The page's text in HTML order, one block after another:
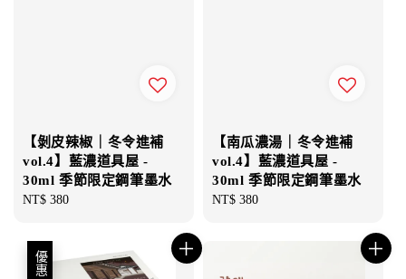
【剝皮辣椒｜冬令進補
vol.4】藍濃道具屋 -
30ml 季節限定鋼筆墨水
Regular
NT$ 380
【南瓜濃湯｜冬令進補
vol.4】藍濃道具屋 -
30ml 季節限定鋼筆墨水
Regular
NT$ 380
優惠